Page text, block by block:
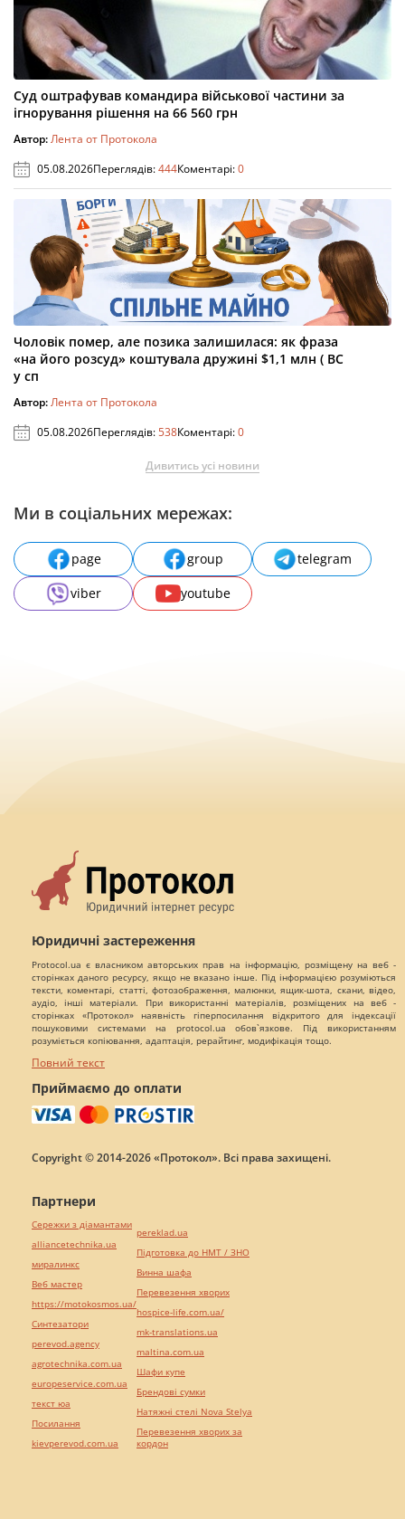
Суд оштрафував командира військової частини за
ігнорування рішення на 66 560 грн
Автор:Лента от Протокола
05.08.2026Переглядів:444Коментарі:0
Чоловік помер, але позика залишилася: як фраза
«на його розсуд» коштувала дружині $1,1 млн ( ВС
у сп
Автор:Лента от Протокола
05.08.2026Переглядів:538Коментарі:0
Дивитись усі новини
Ми в соціальних мережах:
page group
telegram
viber
youtube
Юридичні застереження
Protocol.ua є власником авторських прав на інформацію, розміщену на веб -
сторінках даного ресурсу, якщо не вказано інше. Під інформацією розуміються
тексти, коментарі, статті, фотозображення, малюнки, ящик-шота, скани, відео,
аудіо, інші матеріали. При використанні матеріалів, розміщених на веб -
сторінках «Протокол» наявність гіперпосилання відкритого для індексації
пошуковими системами на protocol.ua обов`язкове. Під використанням
розуміється копіювання, адаптація, рерайтинг, модифікація тощо.
Повний текст
Приймаємо до оплати
Copyright © 2014-2026 «Протокол». Всі права захищені.
Партнери
Сережки з діамантами
alliancetechnika.ua
миралинкс
Веб мастер
https://motokosmos.ua/
Синтезатори
perevod.agency
agrotechnika.com.ua
europeservice.com.ua
текст юа
Посилання
kievperevod.com.ua
pereklad.ua
Підготовка до НМТ / ЗНО
Винна шафа
Перевезення хворих
hospice-life.com.ua/
mk-translations.ua
maltina.com.ua
Шафи купе
Брендові сумки
Натяжні стелі Nova Stelya
Перевезення хворих за
кордон